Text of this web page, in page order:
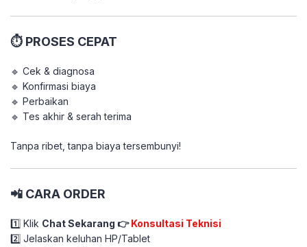
⏱️ PROSES CEPAT
🔹 Cek & diagnosa
🔹 Konfirmasi biaya
🔹 Perbaikan
🔹 Tes akhir & serah terima
Tanpa ribet, tanpa biaya tersembunyi!
📲 CARA ORDER
1️⃣ Klik Chat Sekarang 👉Konsultasi Teknisi
2️⃣ Jelaskan keluhan HP/Tablet